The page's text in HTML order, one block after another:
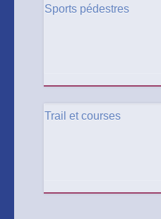
Sports pédestres
Trail et courses